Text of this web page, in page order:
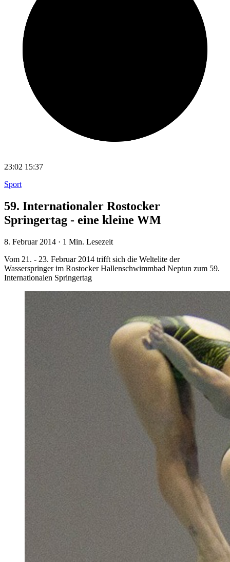
23:02 15:37
Sport
59. Internationaler Rostocker
Springertag - eine kleine WM
8. Februar 2014 · 1 Min. Lesezeit
Vom 21. - 23. Februar 2014 trifft sich die Weltelite der
Wasserspringer im Rostocker Hallenschwimmbad Neptun zum 59.
Internationalen Springertag